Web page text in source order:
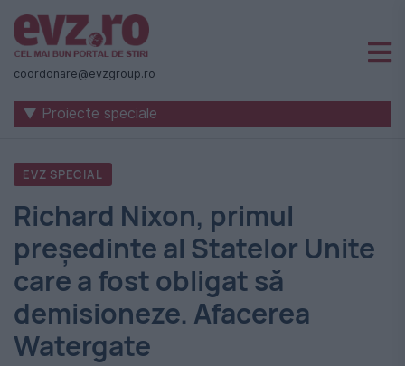
Știri
naționale
internaționale
România
-
Evenimentul
Zilei
coordonare@evzgroup.ro
▼ Proiecte speciale
EVZ SPECIAL
Richard Nixon, primul
președinte al Statelor Unite
care a fost obligat să
demisioneze. Afacerea
Watergate